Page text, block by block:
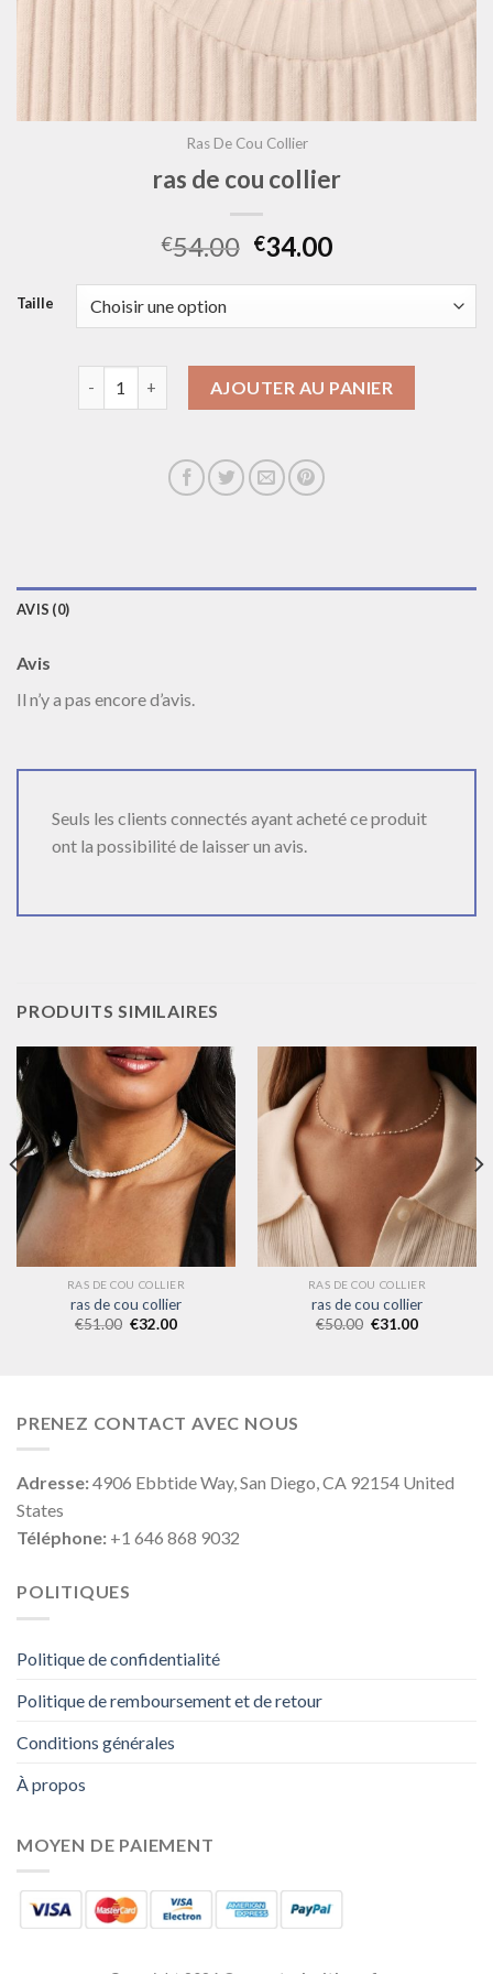
Ras De Cou Collier
ras de cou collier
€54.00 €34.00
Taille
AJOUTER AU PANIER
AVIS (0)
Avis
Il n’y a pas encore d’avis.
Seuls les clients connectés ayant acheté ce produit
ont la possibilité de laisser un avis.
PRODUITS SIMILAIRES
RAS DE COU COLLIER
ras de cou collier
€51.00 €32.00
RAS DE COU COLLIER
ras de cou collier
€50.00 €31.00
PRENEZ CONTACT AVEC NOUS
Adresse:4906 Ebbtide Way, San Diego, CA 92154 United
States
Téléphone: +1 646 868 9032
POLITIQUES
Politique de confidentialité
Politique de remboursement et de retour
Conditions générales
À propos
MOYEN DE PAIEMENT